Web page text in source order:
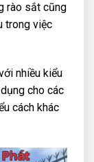
rào sắt cũng
trong việc
nhiều kiểu
cho các
cách khác